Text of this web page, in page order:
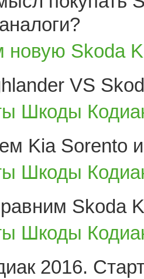
Skoda
VS
Шкоды
Kia Sorento
Шкоды
Skoda
Шкоды
2016.